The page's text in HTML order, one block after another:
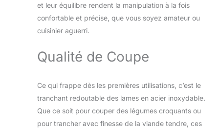
Tranchante et
Précise】Le
ce qui est bien
démontré dans cet
SANMEIHO. Des
artisans qualifiés
ont forgé la lame en
et leur équilibre rendent la manipulation à la fois
confortable et précise, que vous soyez amateur ou
cuisinier aguerri.
Qualité de Coupe
Ce qui frappe dès les premières utilisations, c’est le
tranchant redoutable des lames en acier inoxydable.
Que ce soit pour couper des légumes croquants ou
pour trancher avec finesse de la viande tendre, ces